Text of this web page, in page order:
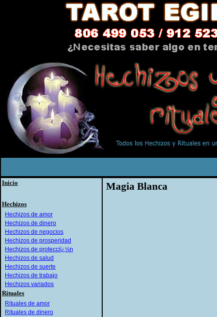
Inicio
Hechizos
Hechizos de amor
Hechizos de dinero
Hechizos de negocios
Hechizos de prosperidad
Hechizos de protecciï¿½n
Hechizos de salud
Hechizos de suerte
Hechizos de trabajo
Hechizos variados
Rituales
Rituales de amor
Rituales de dinero
Magia Blanca